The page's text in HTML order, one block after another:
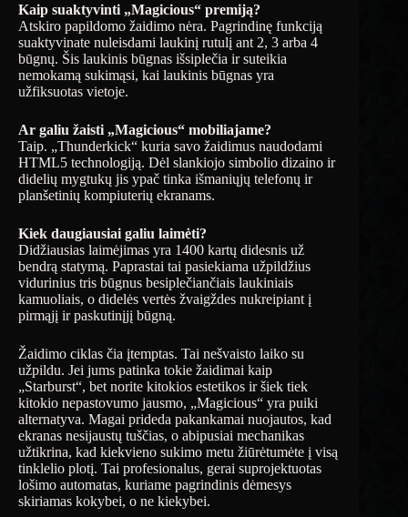
Kaip suaktyvinti „Magicious“ premiją?
Atskiro papildomo žaidimo nėra. Pagrindinę funkciją
suaktyvinate nuleisdami laukinį rutulį ant 2, 3 arba 4
būgnų. Šis laukinis būgnas išsiplečia ir suteikia
nemokamą sukimąsi, kai laukinis būgnas yra
užfiksuotas vietoje.
Ar galiu žaisti „Magicious“ mobiliajame?
Taip. „Thunderkick“ kuria savo žaidimus naudodami
HTML5 technologiją. Dėl slankiojo simbolio dizaino ir
didelių mygtukų jis ypač tinka išmaniųjų telefonų ir
planšetinių kompiuterių ekranams.
Kiek daugiausiai galiu laimėti?
Didžiausias laimėjimas yra 1400 kartų didesnis už
bendrą statymą. Paprastai tai pasiekiama užpildžius
vidurinius tris būgnus besiplečiančiais laukiniais
kamuoliais, o didelės vertės žvaigždes nukreipiant į
pirmąjį ir paskutinįjį būgną.
Žaidimo ciklas čia įtemptas. Tai nešvaisto laiko su
užpildu. Jei jums patinka tokie žaidimai kaip
„Starburst“, bet norite kitokios estetikos ir šiek tiek
kitokio nepastovumo jausmo, „Magicious“ yra puiki
alternatyva. Magai prideda pakankamai nuojautos, kad
ekranas nesijaustų tuščias, o abipusiai mechanikas
užtikrina, kad kiekvieno sukimo metu žiūrėtumėte į visą
tinklelio plotį. Tai profesionalus, gerai suprojektuotas
lošimo automatas, kuriame pagrindinis dėmesys
skiriamas kokybei, o ne kiekybei.